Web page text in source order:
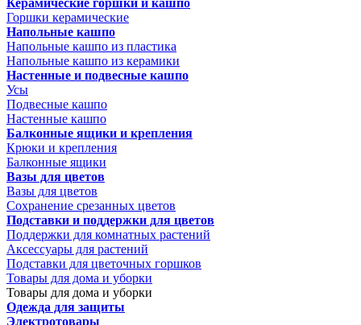
Керамические горшки и кашпо
Горшки керамические
Напольные кашпо
Напольные кашпо из пластика
Напольные кашпо из керамики
Настенные и подвесные кашпо
Усы
Подвесные кашпо
Настенные кашпо
Балконные ящики и крепления
Крюки и крепления
Балконные ящики
Вазы для цветов
Вазы для цветов
Сохранение срезанных цветов
Подставки и поддержки для цветов
Поддержки для комнатных растений
Аксессуары для растений
Подставки для цветочных горшков
Товары для дома и уборки
Товары для дома и уборки
Одежда для защиты
Электротовары